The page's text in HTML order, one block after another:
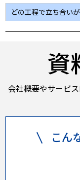
基本的には可能で
合には、可能な
ていただきます。
どの工程で立ち合い
品質保証体制を
足場解体前、気
資
会社概要やサービ
こん